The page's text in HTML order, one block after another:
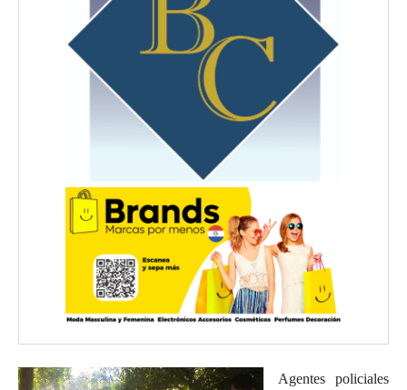
Agentes policiales